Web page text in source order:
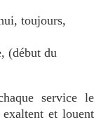
toujours,
(début du
service le
et louent